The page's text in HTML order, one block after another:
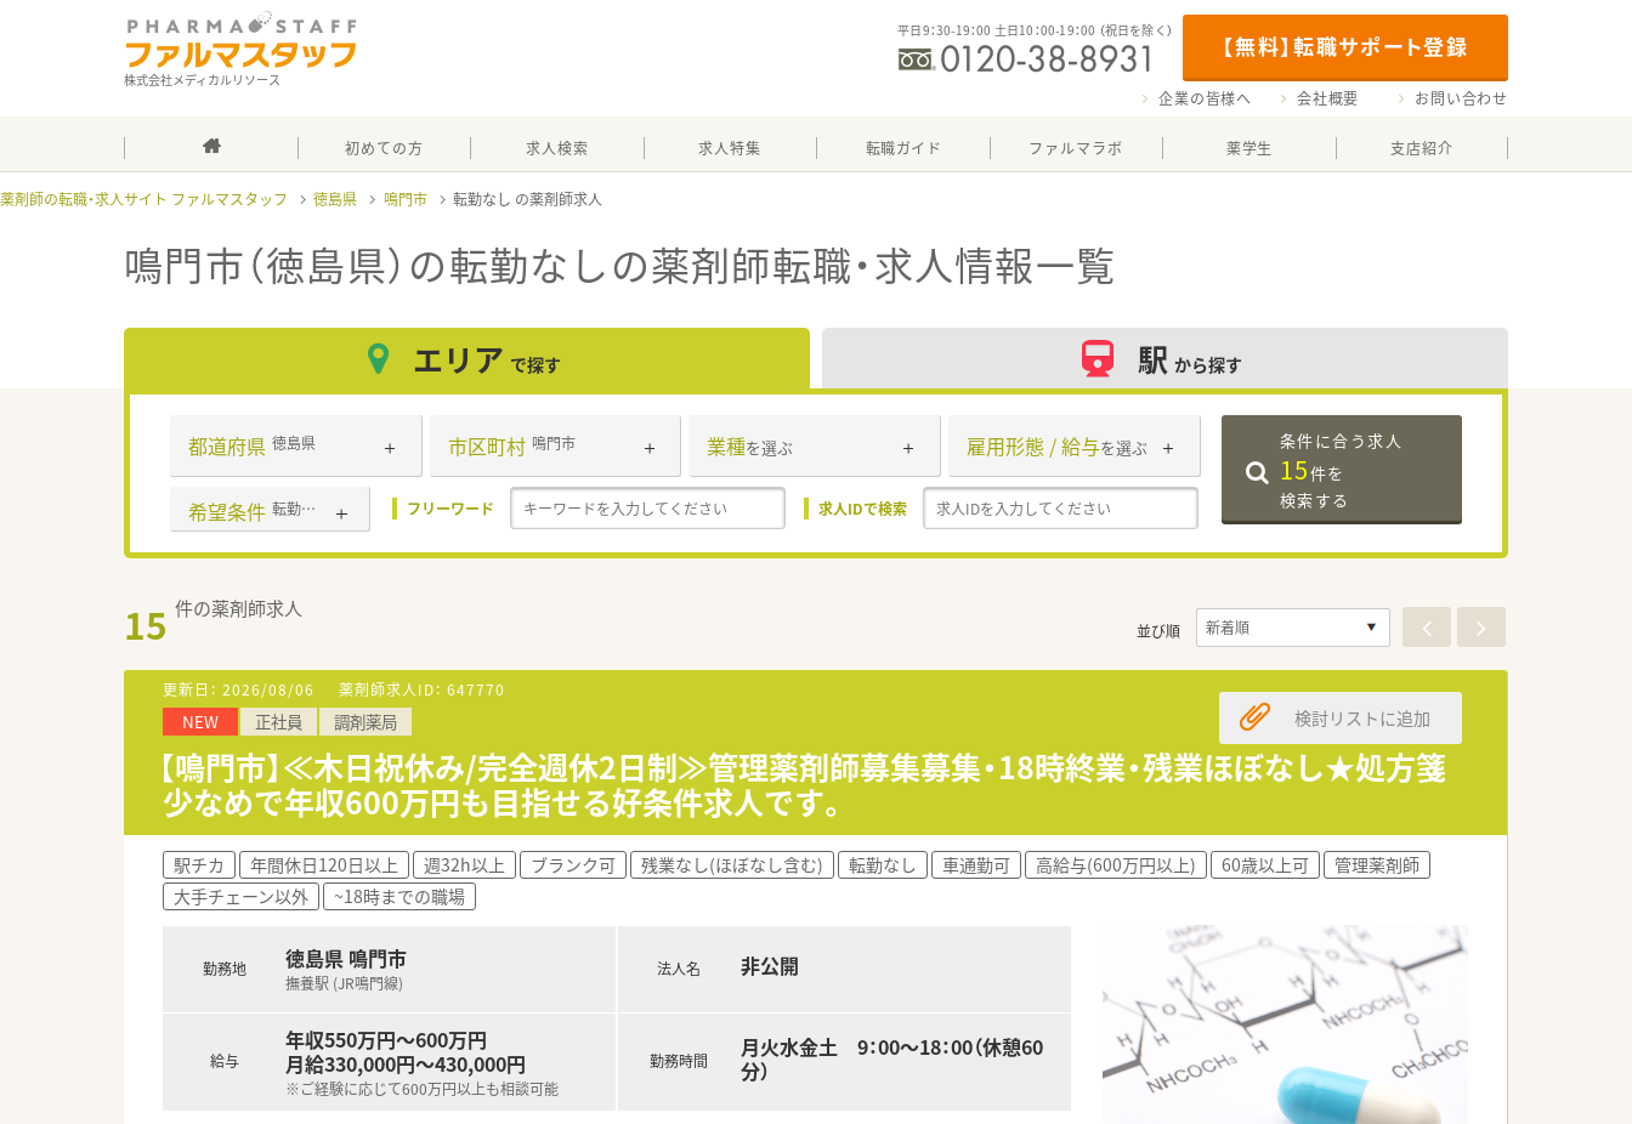
株式会社メディカルリソース
【無料】転職サポート登録
平日9：30-19：00 土日10：00-19：00 （祝日を除く）
企業の皆様へ 会社概要 お問い合わせ
初めての方 求人検索 求人特集 転職ガイド ファルマラボ 薬学生 支店紹介
薬剤師の転職・求人サイト ファルマスタッフ 徳島県 鳴門市 転勤なし
鳴門市（徳島県）の転勤なしの薬剤師転職・求人情報一覧
エリア で探す 駅 から探す
都道府県 徳島県 市区町村 鳴門市 業種を選ぶ 雇用形態 / 給与を選ぶ
希望条件 転勤なし フリーワード 求人IDで検索
条件に合う求人
15件を
検索する
15 件の薬剤師求人
並び順
更新日： 2026/08/06 薬剤師求人ID： 647770
NEW 正社員 調剤薬局
【鳴門市】≪木日祝休み/完全週休2日制≫管理薬剤師募集募集・18時終業・残業ほぼなし★処方箋
少なめで年収600万円も目指せる好条件求人です。
検討リストに追加
駅チカ 年間休日120日以上 週32h以上 ブランク可 残業なし(ほぼなし含む) 転勤なし 車通勤可 高給与(600万円以上) 60歳以上可
管理薬剤師
大手チェーン以外
~18時までの職場
勤務地 徳島県 鳴門市
撫養駅 (JR鳴門線)
給与
年収550万円～600万円
月給330,000円～430,000円
※ご経験に応じて600万円以上も相談可能
法人名 非公開
勤務時間
月火水金土 9：00～18：00（休憩60
分）